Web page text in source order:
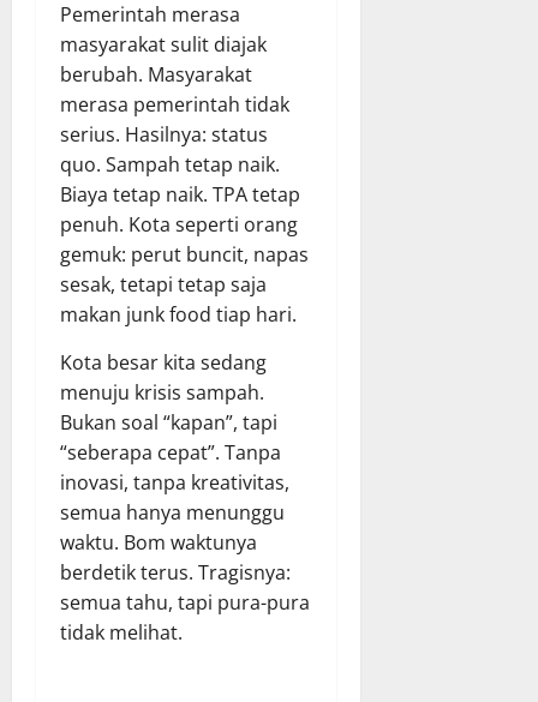
Pemerintah merasa
masyarakat sulit diajak
berubah. Masyarakat
merasa pemerintah tidak
serius. Hasilnya: status
quo. Sampah tetap naik.
Biaya tetap naik. TPA tetap
penuh. Kota seperti orang
gemuk: perut buncit, napas
sesak, tetapi tetap saja
makan junk food tiap hari.
Kota besar kita sedang
menuju krisis sampah.
Bukan soal “kapan”, tapi
“seberapa cepat”. Tanpa
inovasi, tanpa kreativitas,
semua hanya menunggu
waktu. Bom waktunya
berdetik terus. Tragisnya:
semua tahu, tapi pura-pura
tidak melihat.